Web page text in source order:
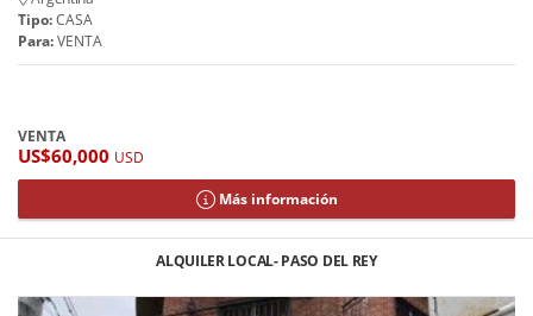
Tipo:CASA
Para:VENTA
VENTA
US$60,000 USD
Más información
ALQUILER LOCAL- PASO DEL REY